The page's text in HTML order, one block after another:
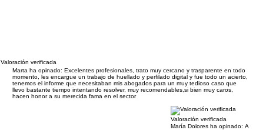
Valoración verificada
Marta ha opinado: Excelentes profesionales, trato muy cercano y trasparente en todo
momento, les encargue un trabajo de huellado y perfilado digital y fue todo un acierto,
tenemos el informe que necesitaban mis abogados para un muy tedioso caso que
llevo bastante tiempo intentando resolver, muy recomendables,si bien muy caros,
hacen honor a su merecida fama en el sector
Valoración verificada
María Dolores ha opinado: A